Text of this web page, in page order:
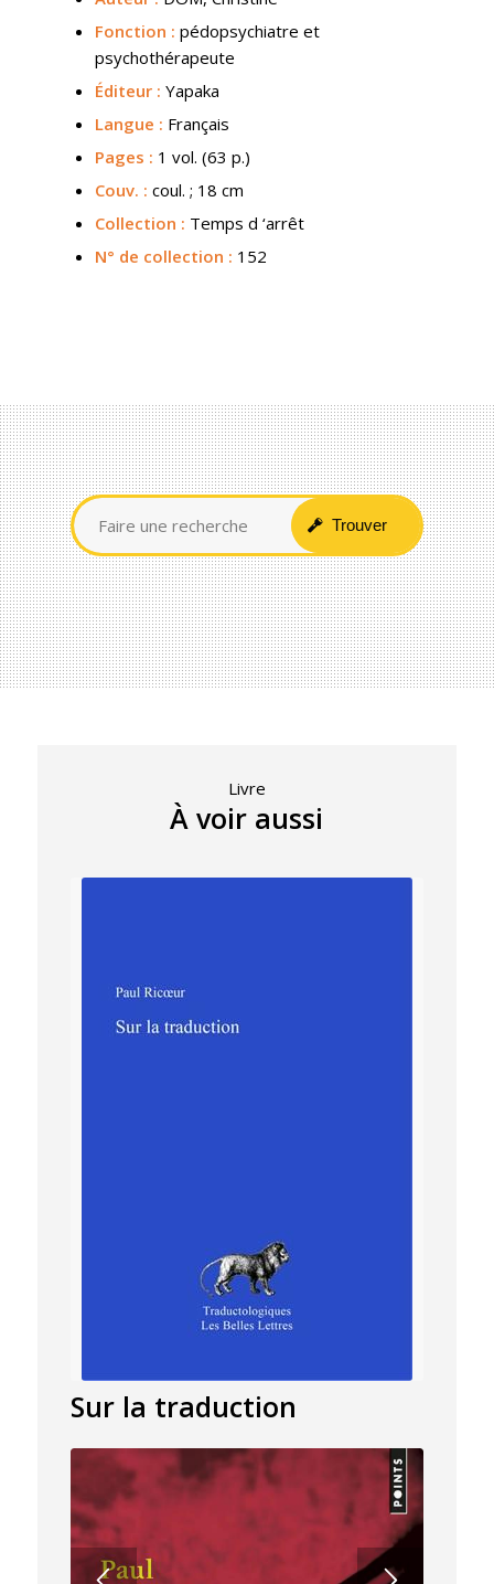
Fonction : pédopsychiatre et
psychothérapeute
Éditeur : Yapaka
Langue : Français
Pages : 1 vol. (63 p.)
Couv. : coul. ; 18 cm
Collection : Temps d ‘arrêt
N° de collection : 152
Livre
À voir aussi
Sur la traduction